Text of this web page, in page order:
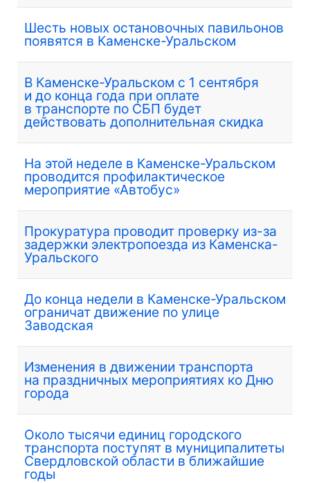
Шесть новых остановочных павильонов
появятся в Каменске-Уральском
В Каменске-Уральском с 1 сентября
и до конца года при оплате
в транспорте по СБП будет
действовать дополнительная скидка
На этой неделе в Каменске-Уральском
проводится профилактическое
мероприятие «Автобус»
Прокуратура проводит проверку из-за
задержки электропоезда из Каменска-
Уральского
До конца недели в Каменске-Уральском
ограничат движение по улице
Заводская
Изменения в движении транспорта
на праздничных мероприятиях ко Дню
города
Около тысячи единиц городского
транспорта поступят в муниципалитеты
Свердловской области в ближайшие
годы